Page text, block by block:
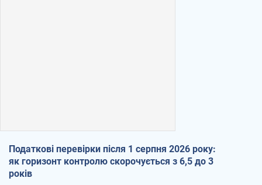
Податкові перевірки після 1 серпня 2026 року:
як горизонт контролю скорочується з 6,5 до 3
років